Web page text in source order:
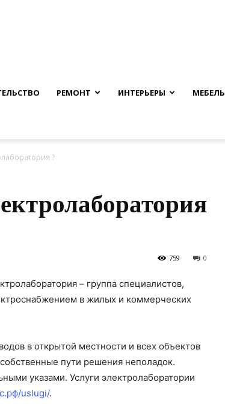
РЕМОНТ ИНТЕРЬЕРЫ МЕБЕЛЬ
?
0
759
– группа специалистов,
в жилых и коммерческих
в открытой местности и всех объектов
пути решения неполадок.
указами. Услуги электролаборатории
uslugi/.